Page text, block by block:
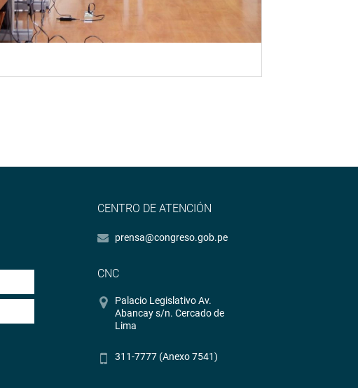
CENTRO DE ATENCIÓN
prensa@congreso.gob.pe
CNC
Palacio Legislativo Av.
Abancay s/n. Cercado de
Lima
311-7777 (Anexo 7541)